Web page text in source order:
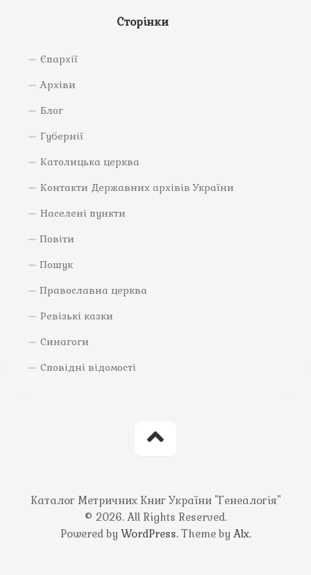
Сторінки
Єпархії
Архіви
Блог
Губернії
Католицька церква
Контакти Державних архівів України
Населені пункти
Повіти
Пошук
Православна церква
Ревізькі казки
Синагоги
Сповідні відомості
Каталог Метричних Книг України "Генеалогія"
© 2026. All Rights Reserved.
Powered by WordPress. Theme by Alx.